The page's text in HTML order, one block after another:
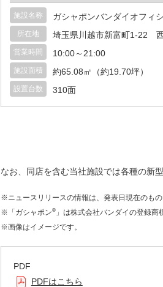
施設名称 ガシャポンバンダイオフィ
所在地 埼玉県川越市新富町1-22
営業時間 10:00～21:00
施設面積 約65.08㎡（約19.70坪）
設置台数 310面
なお、同店を含む当社施設では各種の新
※ニュースリリースの情報は、発表日現在のも
※「ガシャポン® 」は株式会社バンダイの登録商
※画像はイメージです。
PDF
PDFはこちら